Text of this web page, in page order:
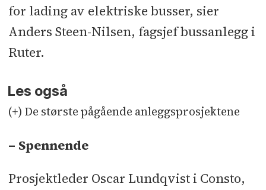
for lading av elektriske busser, sier
Anders Steen-Nilsen, fagsjef bussanlegg i
Ruter.
Les også
(+) De største pågående anleggsprosjektene
– Spennende
Prosjektleder Oscar Lundqvist i Consto,